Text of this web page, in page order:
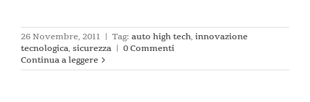
26 Novembre, 2011 | Tag: auto high tech, innovazione
tecnologica, sicurezza | 0 Commenti
Continua a leggere